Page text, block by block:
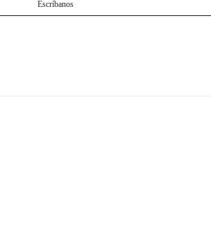
Escríbanos